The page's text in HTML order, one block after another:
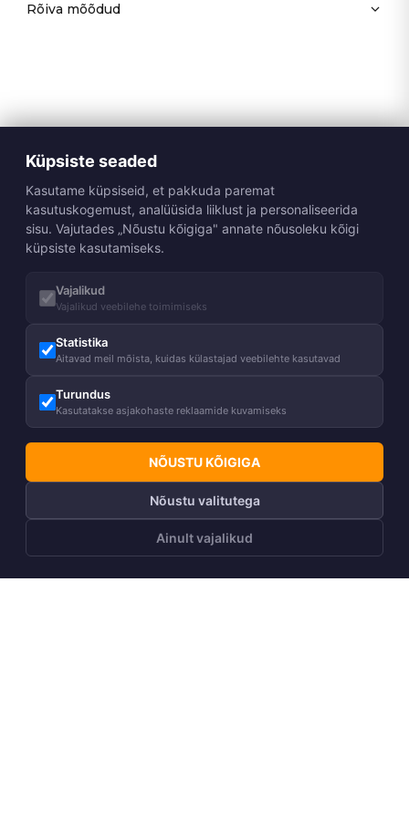
Rõiva mõõdud
Küpsiste seaded
Kasutame küpsiseid, et pakkuda paremat
kasutuskogemust, analüüsida liiklust ja personaliseerida
sisu. Vajutades „Nõustu kõigiga" annate nõusoleku kõigi
küpsiste kasutamiseks.
Vajalikud
Vajalikud veebilehe toimimiseks
Statistika
Aitavad meil mõista, kuidas külastajad veebilehte kasutavad
Turundus
Kasutatakse asjakohaste reklaamide kuvamiseks
NÕUSTU KÕIGIGA
Nõustu valitutega
Ainult vajalikud